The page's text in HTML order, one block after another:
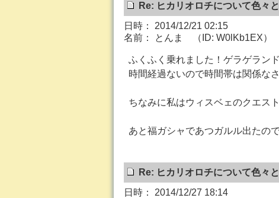
Re: ヒカリオロチについて色々と
日時： 2014/12/21 02:15
名前： とんま （ID: W0lKb1EX）
ふくふく乗れました！ゲラゲラン
時間経過ないので時間帯は関係な
ちなみに私はウィスベェのクエス
あと福ガシャであつガルル出たの
Re: ヒカリオロチについて色々と
日時： 2014/12/27 18:14